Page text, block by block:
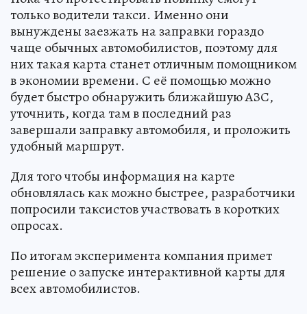
только водители такси. Именно они
вынуждены заезжать на заправки гораздо
чаще обычных автомобилистов, поэтому для
них такая карта станет отличным помощником
в экономии времени. С её помощью можно
будет быстро обнаружить ближайшую АЗС,
уточнить, когда там в последний раз
завершали заправку автомобиля, и проложить
удобный маршрут.
Для того чтобы информация на карте
обновлялась как можно быстрее, разработчики
попросили таксистов участвовать в коротких
опросах.
По итогам эксперимента компания примет
решение о запуске интерактивной карты для
всех автомобилистов.